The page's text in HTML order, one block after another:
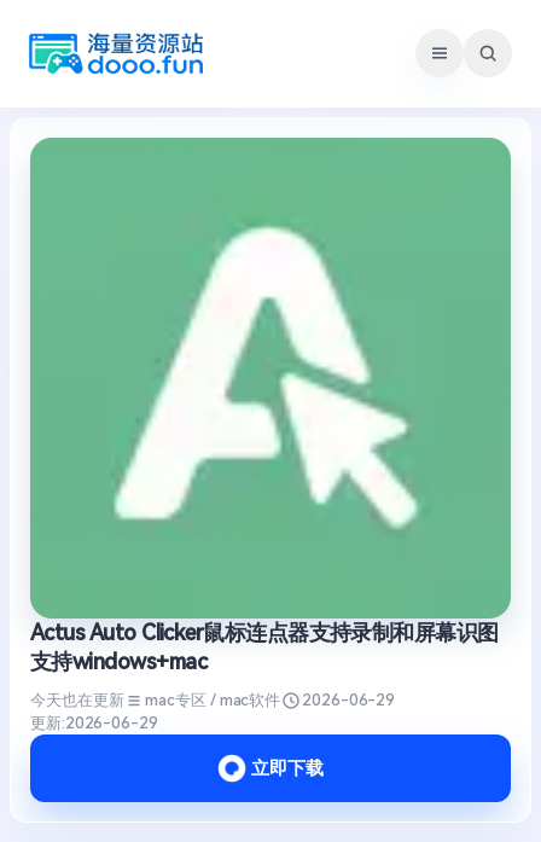
Actus Auto Clicker鼠标连点器支持录制和屏幕识图
支持windows+mac
今天也在更新 mac专区 / mac软件
2026-06-29
更新:2026-06-29
立即下载